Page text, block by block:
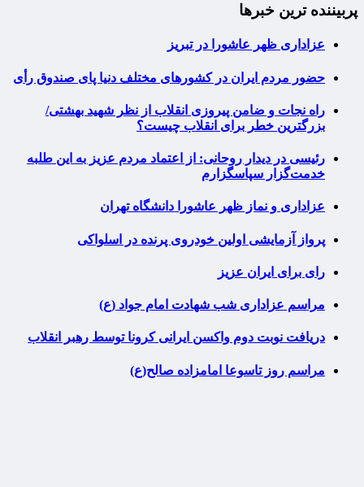
پربیننده ترین خبرها
عزاداری ظهر عاشورا در تبریز
حضور مردم ایران در کشورهای مختلف دنیا پای صندوق رأی
راه نجات و ضامن پیروزی انقلاب از نظر شهید بهشتی/
بزرگترین خطر برای انقلاب چیست؟
رئیسی در دیدار روحانی: از اعتماد مردم عزیز به این طلبه
خدمت‌گزار سپاسگزارم
عزاداری و نماز ظهر عاشورا دانشگاه تهران
پرواز آزمایشی اولین خودروی پرنده در اسلواکی
رای برای ایران عزیز
مراسم عزاداری شب شهادت امام جواد (ع)
دریافت نوبت دوم واکسن ایرانی کرونا توسط رهبر انقلاب
مراسم روز تاسوعا امامزاده صالح(ع)